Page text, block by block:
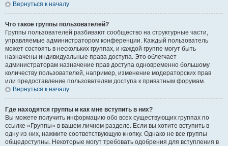
Вернуться к началу
Что такое группы пользователей?
Группы пользователей разбивают сообщество на структурные части,
управляемые администратором конференции. Каждый пользователь
может состоять в нескольких группах, и каждой группе могут быть
назначены индивидуальные права доступа. Это облегчает
администраторам назначение прав доступа одновременно большому
количеству пользователей, например, изменение модераторских прав
или предоставление пользователям доступа к приватным форумам.
Вернуться к началу
Где находятся группы и как мне вступить в них?
Вы можете получить информацию обо всех существующих группах по
ссылке «Группы» в вашем личном разделе. Если вы хотите вступить в
одну из них, нажмите соответствующую кнопку. Однако не все группы
общедоступны. Некоторые могут требовать одобрения для вступления в